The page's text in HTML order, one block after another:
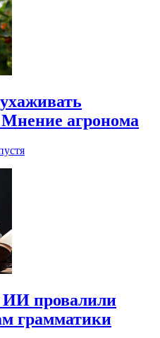
агронома
провалили
грамматики